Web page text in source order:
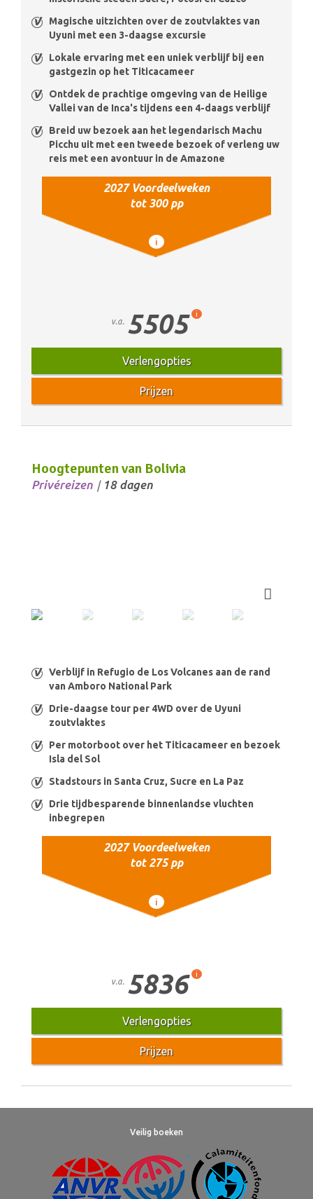
Magische uitzichten over de zoutvlaktes van
Uyuni met een 3-daagse excursie
Lokale ervaring met een uniek verblijf bij een
gastgezin op het Titicacameer
Ontdek de prachtige omgeving van de Heilige
Vallei van de Inca's tijdens een 4-daags verblijf
Breid uw bezoek aan het legendarisch Machu
Picchu uit met een tweede bezoek of verleng uw
reis met een avontuur in de Amazone
2027 Voordeelweken
tot 300 pp
i
v.a. 5505 i
Verlengopties
Prijzen
Hoogtepunten van Bolivia
Privéreizen / 18 dagen
Verblijf in Refugio de Los Volcanes aan de rand
van Amboro National Park
Drie-daagse tour per 4WD over de Uyuni
zoutvlaktes
Per motorboot over het Titicacameer en bezoek
Isla del Sol
Stadstours in Santa Cruz, Sucre en La Paz
Drie tijdbesparende binnenlandse vluchten
inbegrepen
2027 Voordeelweken
tot 275 pp
i
v.a. 5836 i
Verlengopties
Prijzen
Veilig boeken